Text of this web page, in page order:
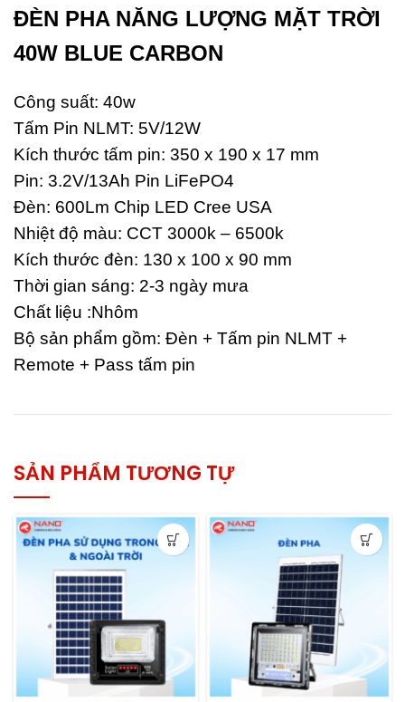
ĐÈN PHA NĂNG LƯỢNG MẶT TRỜI
40W BLUE CARBON
Công suất: 40w
Tấm Pin NLMT: 5V/12W
Kích thước tấm pin: 350 x 190 x 17 mm
Pin: 3.2V/13Ah Pin LiFePO4
Đèn: 600Lm Chip LED Cree USA
Nhiệt độ màu: CCT 3000k – 6500k
Kích thước đèn: 130 x 100 x 90 mm
Thời gian sáng: 2-3 ngày mưa
Chất liệu :Nhôm
Bộ sản phẩm gồm: Đèn + Tấm pin NLMT +
Remote + Pass tấm pin
SẢN PHẨM TƯƠNG TỰ